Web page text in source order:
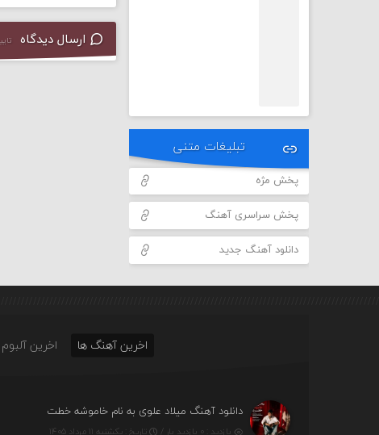
ارسال دیدگاه تایید شده
تبلیغات متنی
پخش مژه
پخش سراسری آهنگ
دانلود آهنگ جدید
اخرین آهنگ ها اخرین
دانلود آهنگ میلاد علوی به نام خاموشه خطت
بازدید : ۰ بازدید بار / تاریخ : یکشنبه ۱۱ مرداد ۱۴۰۵